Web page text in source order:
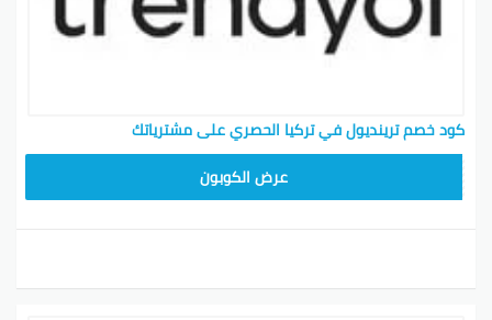
كود خصم ترينديول في تركيا الحصري على مشترياتك
عرض الكوبون